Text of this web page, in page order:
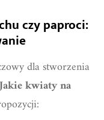
czy paproci:
dla stworzenia
Jakie kwiaty na